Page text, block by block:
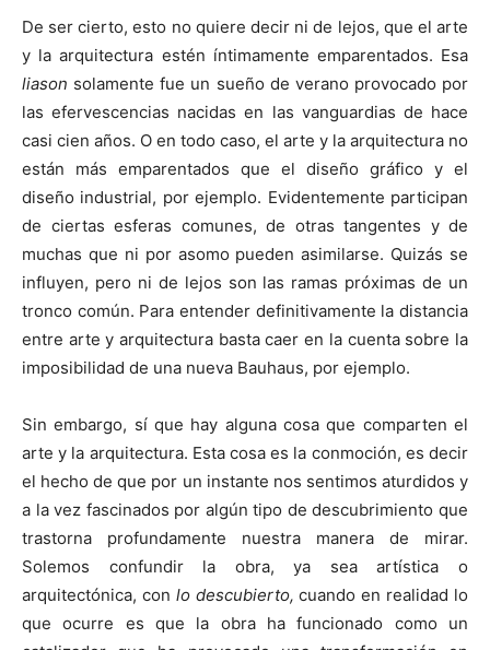
De ser cierto, esto no quiere decir ni de lejos, que el arte
y la arquitectura estén íntimamente emparentados. Esa
liason solamente fue un sueño de verano provocado por
las efervescencias nacidas en las vanguardias de hace
casi cien años. O en todo caso, el arte y la arquitectura no
están más emparentados que el diseño gráfico y el
diseño industrial, por ejemplo. Evidentemente participan
de ciertas esferas comunes, de otras tangentes y de
muchas que ni por asomo pueden asimilarse. Quizás se
influyen, pero ni de lejos son las ramas próximas de un
tronco común. Para entender definitivamente la distancia
entre arte y arquitectura basta caer en la cuenta sobre la
imposibilidad de una nueva Bauhaus, por ejemplo.
Sin embargo, sí que hay alguna cosa que comparten el
arte y la arquitectura. Esta cosa es la conmoción, es decir
el hecho de que por un instante nos sentimos aturdidos y
a la vez fascinados por algún tipo de descubrimiento que
trastorna profundamente nuestra manera de mirar.
Solemos confundir la obra, ya sea artística o
arquitectónica, con lo descubierto,cuando en realidad lo
que ocurre es que la obra ha funcionado como un